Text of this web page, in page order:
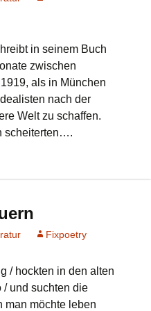
in seinem Buch
zwischen
als in München
nach der
Welt zu schaffen.
scheiterten….
Fixpoetry
/ hockten in den alten
/ und suchten die
man möchte leben